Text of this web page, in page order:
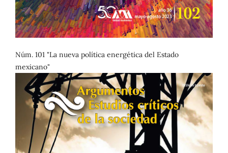
Núm. 101 "La nueva política energética del Estado
mexicano"